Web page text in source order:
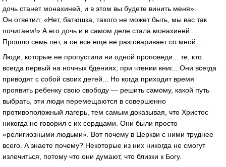
дочь станет монахиней, и в этом вы будете винить меня».
Он ответил: «Нет, батюшка, такого не может быть, мы вас так
почитаем!» А его дочь и в самом деле стала монахиней...
Прошло семь лет, а он все еще не разговаривает со мной...
Люди, которые не пропустили ни одной проповеди... те, кто
всегда первый на ночных бдениях, при чтении книг... Они всегда
приводят с собой своих детей... Но когда приходит время
проявить ребенку свою свободу — решить самому, какой путь
выбрать, эти люди перемещаются в совершенно
противоположный лагерь, тем самым доказывая, что Христос
никогда не говорил с их сердцами. Они были просто
«религиозными людьми». Вот почему в Церкви с ними труднее
всего. А знаете почему? Некоторые из них никогда не смогут
излечиться, потому что они думают, что близки к Богу.